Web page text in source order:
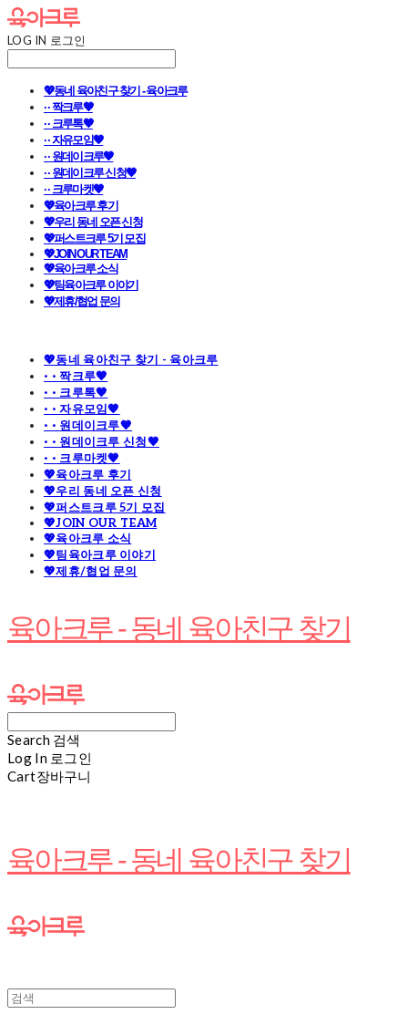
LOG IN 로그인
💖동네 육아친구 찾기 - 육아크루
· · 짝크루🧡
· · 크루톡🧡
· · 자유모임🧡
· · 원데이크루🧡
· · 원데이크루 신청🧡
· · 크루마켓🧡
💖육아크루 후기
💖우리 동네 오픈 신청
💖퍼스트크루 5기 모집
💖JOIN OUR TEAM
💖육아크루 소식
💖팀육아크루 이야기
💖제휴/협업 문의
💖동네 육아친구 찾기 - 육아크루
· · 짝크루🧡
· · 크루톡🧡
· · 자유모임🧡
· · 원데이크루🧡
· · 원데이크루 신청🧡
· · 크루마켓🧡
💖육아크루 후기
💖우리 동네 오픈 신청
💖퍼스트크루 5기 모집
💖JOIN OUR TEAM
💖육아크루 소식
💖팀육아크루 이야기
💖제휴/협업 문의
육아크루 - 동네 육아친구 찾기
Search 검색
Log In 로그인
Cart장바구니
육아크루 - 동네 육아친구 찾기